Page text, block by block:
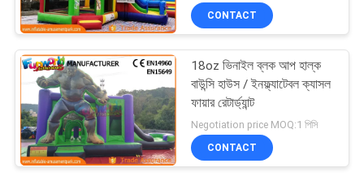
CONTACT
18oz ভিনাইল ব্লক আপ হাল্ক
বাউন্সি হাউস / ইনফ্ল্যাটেবল ক্যাসল
ফায়ার রেটার্ড্যান্ট
Negotiation price MOQ:1 পিসি
CONTACT